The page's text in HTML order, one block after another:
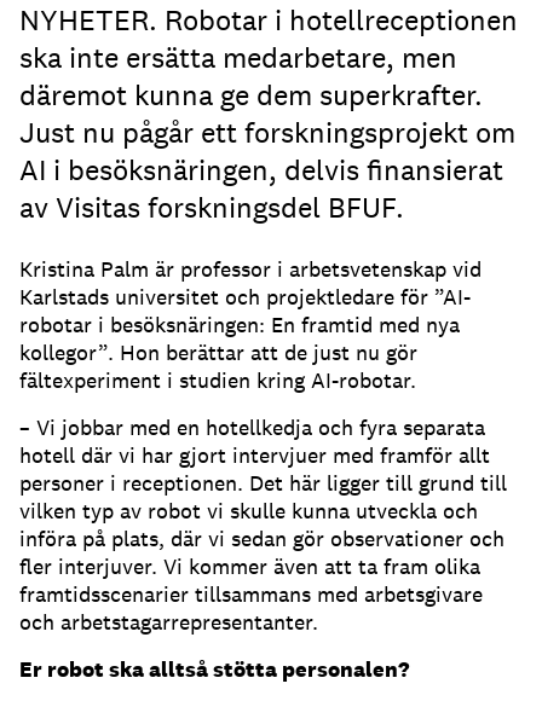
NYHETER. Robotar i hotellreceptionen
ska inte ersätta medarbetare, men
däremot kunna ge dem superkrafter.
Just nu pågår ett forskningsprojekt om
AI i besöksnäringen, delvis finansierat
av Visitas forskningsdel BFUF.
Kristina Palm är professor i arbetsvetenskap vid
Karlstads universitet och projektledare för ”AI-
robotar i besöksnäringen: En framtid med nya
kollegor”. Hon berättar att de just nu gör
fältexperiment i studien kring AI-robotar.
– Vi jobbar med en hotellkedja och fyra separata
hotell där vi har gjort intervjuer med framför allt
personer i receptionen. Det här ligger till grund till
vilken typ av robot vi skulle kunna utveckla och
införa på plats, där vi sedan gör observationer och
fler interjuver. Vi kommer även att ta fram olika
framtidsscenarier tillsammans med arbetsgivare
och arbetstagarrepresentanter.
Er robot ska alltså stötta personalen?